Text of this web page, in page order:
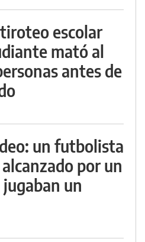
escolar
mató al
antes de
un futbolista
por un
un